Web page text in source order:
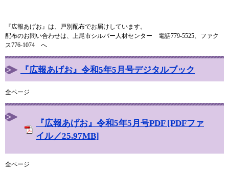
『広報あげお』は、戸別配布でお届けしています。
配布のお問い合わせは、上尾市シルバー人材センター 電話779-5525、ファク
ス776-1074 へ
『広報あげお』令和5年5月号デジタルブック
全ページ
『広報あげお』令和5年5月号PDF [PDFファ
イル／25.97MB]
全ページ